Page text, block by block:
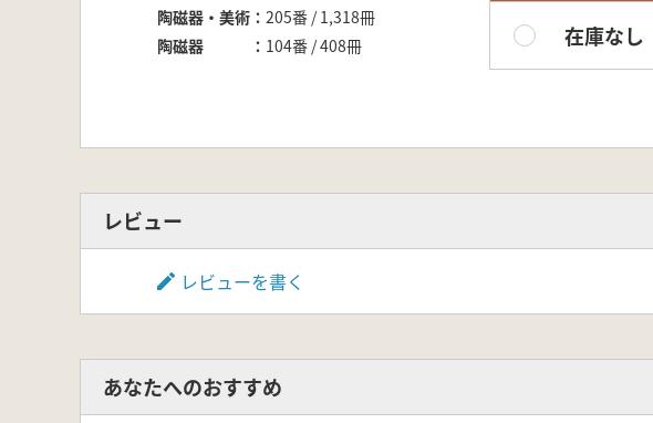
陶磁器・美術
205番 / 1,318冊
陶磁器
104番 / 408冊 在庫なし
レビュー
レビューを書く
あなたへのおすすめ